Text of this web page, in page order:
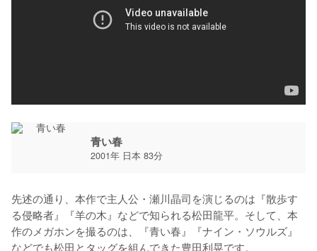
青い春
2001年 日本 83分
先述の通り、本作で主人公・瀬川晶司を演じるのは『散歩す
る侵略者』『羊の木』などで知られる松田龍平。そして、本
作のメガホンを撮るのは、『青い春』『ナイン・ソウルズ』
などでも松田とタッグを組んできた豊田利晃です。